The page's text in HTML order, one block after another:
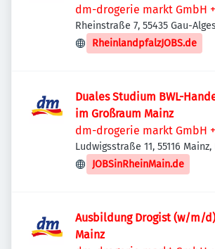
dm-drogerie markt GmbH +
Rheinstraße 7, 55435 Gau-
Deutschland
RheinlandpfalzJOBS.de
Duales Studium BWL-
im Großraum Mainz
dm-drogerie markt GmbH +
Ludwigsstraße 11, 55116
JOBSinRheinMain.de
Ausbildung Drogist (w/m/d)
Mainz